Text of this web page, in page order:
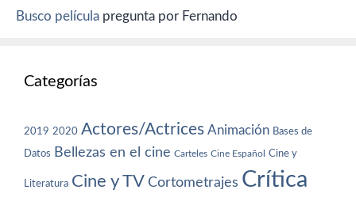
Busco película pregunta por Fernando
Categorías
2019 2020 Actores/Actrices Animación Bases de
Datos Bellezas en el cine Carteles Cine Español Cine y
Literatura Cine y TV Cortometrajes Crítica